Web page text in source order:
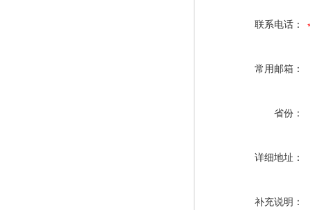
联系电话：
常用邮箱：
省份：
详细地址：
补充说明：